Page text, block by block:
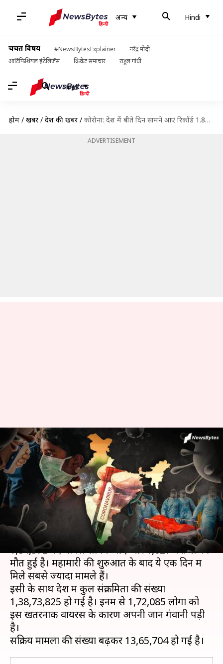
अन्य Hindi
चर्चित विषय #NewsBytesExplainer
नरेंद्र मोदी
आर्टिफिशियल इंटेलिजेंस
क्रिकेट समाचार राहुल गांधी
Hindi
होम / खबरें / देश की खबरें / कोरोना: देश में बीते दिन सामने आए रिकॉर्ड 1.84 लाख मामले, 1,000 से ज्यादा मौतें
ADVERTISEMENT
कोरोना: देश में बीते दिन सामने आए
रिकॉर्ड 1.84 लाख मामले, 1,000 से
ज्यादा मौतें
लेखन प्रमोद कुमार Apr 14, 2021 09:31 am
क्या है खबर?
भारत में पिछले 24 घंटे में कोरोना वायरस से संक्रमण के
1,84,372 नए मामले सामने आए और 1,027 मरीजों की
मौत हुई है। महामारी की शुरुआत के बाद ये एक दिन में
मिले सबसे ज्यादा मामले हैं।
इसी के साथ देश में कुल संक्रमितों की संख्या
1,38,73,825 हो गई है। इनमें से 1,72,085 लोगों को
इस खतरनाक वायरस के कारण अपनी जान गंवानी पड़ी
है।